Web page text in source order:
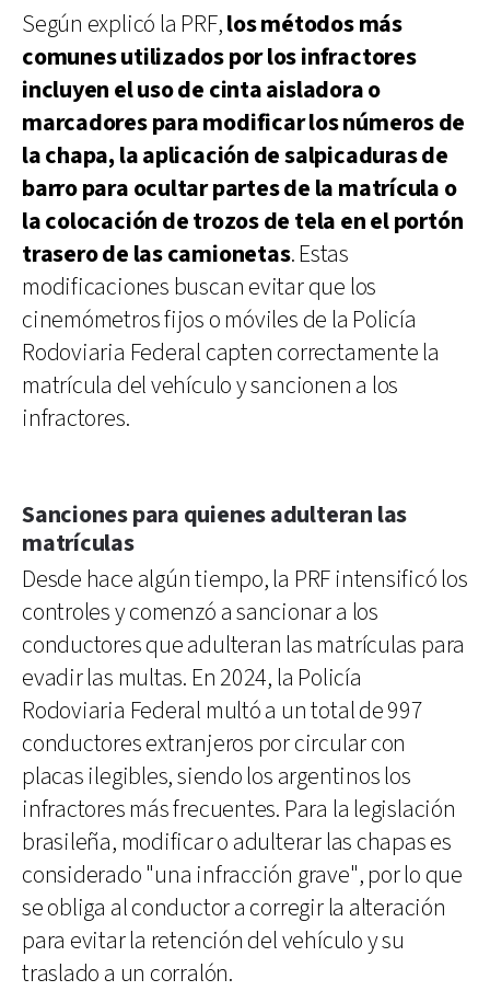
Según explicó la PRF,los métodos más
comunes utilizados por los infractores
incluyen el uso de cinta aisladora o
marcadores para modificar los números de
la chapa, la aplicación de salpicaduras de
barro para ocultar partes de la matrícula o
la colocación de trozos de tela en el portón
trasero de las camionetas. Estas
modificaciones buscan evitar que los
cinemómetros fijos o móviles de la Policía
Rodoviaria Federal capten correctamente la
matrícula del vehículo y sancionen a los
infractores.
Sanciones para quienes adulteran las
matrículas
Desde hace algún tiempo, la PRF intensificó los
controles y comenzó a sancionar a los
conductores que adulteran las matrículas para
evadir las multas. En 2024, la Policía
Rodoviaria Federal multó a un total de 997
conductores extranjeros por circular con
placas ilegibles, siendo los argentinos los
infractores más frecuentes. Para la legislación
brasileña, modificar o adulterar las chapas es
considerado "una infracción grave", por lo que
se obliga al conductor a corregir la alteración
para evitar la retención del vehículo y su
traslado a un corralón.